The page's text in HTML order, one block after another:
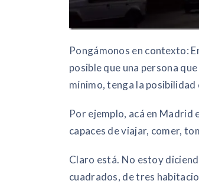
Pongámonos en contexto:
posible que una persona
mínimo, tenga la
Por ejemplo, acá en Madrid
capaces de viajar, comer,
Claro está. No estoy
cuadrados, de tres